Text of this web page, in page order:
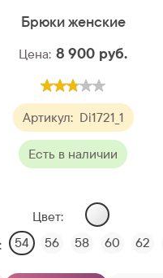
Брюки женские
Артикул: Di1721_1
Есть в наличии
Цена: 8 900 руб.
Цвет:
54 56 58 60 62